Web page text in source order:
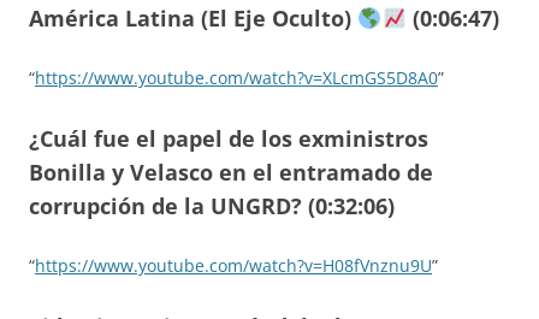
América Latina (El Eje Oculto)
(0:06:47)
“https://www.youtube.com/watch?v=XLcmGS5D8A0”
¿Cuál fue el papel de los exministros
Bonilla y Velasco en el entramado de
corrupción de la UNGRD? (0:32:06)
“https://www.youtube.com/watch?v=H08fVnznu9U”